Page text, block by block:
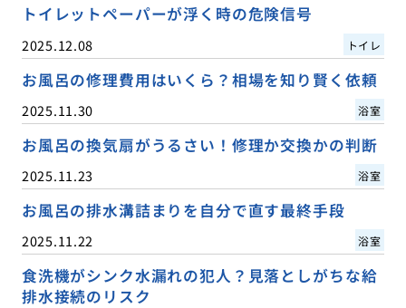
トイレットペーパーが浮く時の危険信号
2025.12.08 トイレ
お風呂の修理費用はいくら？相場を知り賢く依頼
2025.11.30 浴室
お風呂の換気扇がうるさい！修理か交換かの判断
2025.11.23 浴室
お風呂の排水溝詰まりを自分で直す最終手段
2025.11.22 浴室
食洗機がシンク水漏れの犯人？見落としがちな給
排水接続のリスク